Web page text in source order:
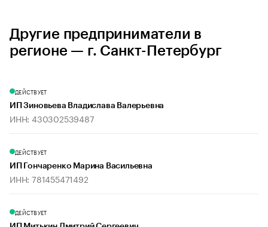
Другие предприниматели в
регионе — г. Санкт-Петербург
ДЕЙСТВУЕТ
ИП Зиновьева Владислава Валерьевна
ИНН: 430302539487
ДЕЙСТВУЕТ
ИП Гончаренко Марина Васильевна
ИНН: 781455471492
ДЕЙСТВУЕТ